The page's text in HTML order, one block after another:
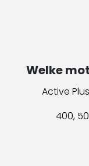
Welke
Active
400,